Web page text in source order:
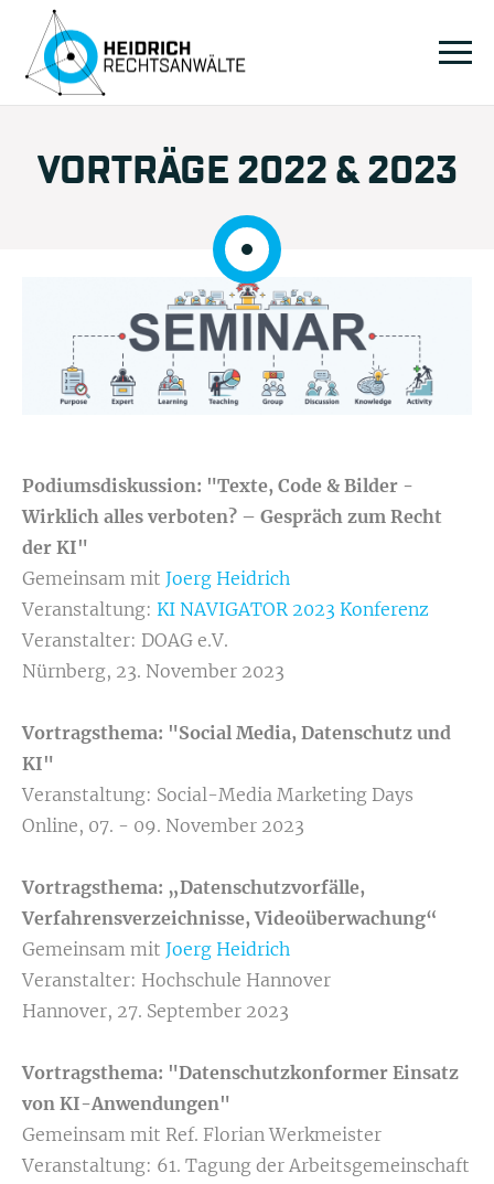
VORTRÄGE 2022 & 2023
Podiumsdiskussion: "Texte, Code & Bilder -
Wirklich alles verboten? – Gespräch zum Recht
der KI"
Gemeinsam mit Joerg Heidrich
Veranstaltung: KI NAVIGATOR 2023 Konferenz
Veranstalter: DOAG e.V.
Nürnberg, 23. November 2023
Vortragsthema: "Social Media, Datenschutz und
KI"
Veranstaltung: Social-Media Marketing Days
Online, 07. - 09. November 2023
Vortragsthema: „Datenschutzvorfälle,
Verfahrensverzeichnisse, Videoüberwachung“
Gemeinsam mit Joerg Heidrich
Veranstalter: Hochschule Hannover
Hannover, 27. September 2023
Vortragsthema: "Datenschutzkonformer Einsatz
von KI-Anwendungen"
Gemeinsam mit Ref. Florian Werkmeister
Veranstaltung: 61. Tagung der Arbeitsgemeinschaft